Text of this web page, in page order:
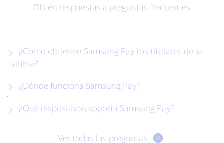
Obtén respuestas a preguntas frecuentes
tarjeta?
¿Dónde funciona Samsung Pay?
¿Qué dispositivos soporta Samsung Pay?
Ver todas las preguntas